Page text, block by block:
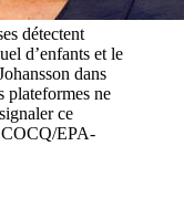
détectent
d’enfants et le
dans
plateformes ne
ce
EPA-